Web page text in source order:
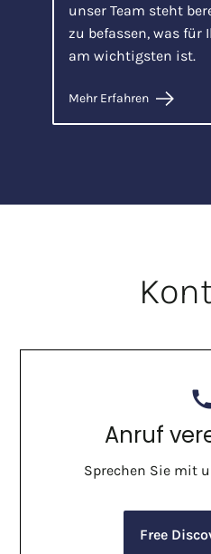
unser Team steht
zu befassen, was für
am wichtigsten ist.
Mehr Erfahren
call
Anruf
Sprechen Sie mit
Free